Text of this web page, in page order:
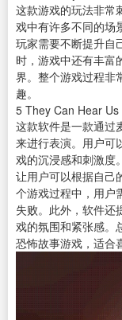
这款游戏的玩法非常
戏中有许多不同的场
玩家需要不断提升自
时，游戏中还有丰富
界。整个游戏过程非
趣。
5 They Can Hear Us
这款软件是一款通过
来进行表演。用户可
戏的沉浸感和刺激度
让用户可以根据自己
个游戏过程中，用户
失败。此外，软件还
戏的氛围和紧张感。
恐怖故事游戏，适合